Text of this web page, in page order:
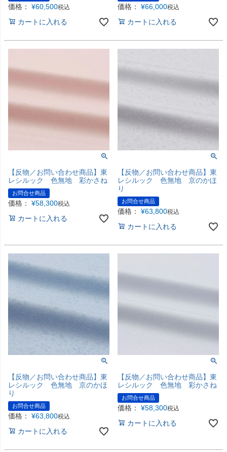
価格： ¥60,500税込
カートに入れる
価格： ¥66,000税込
カートに入れる
【反物／お問い合わせ商品】東
レシルック 色無地 彩かさね
お問合せ商品
価格： ¥58,300税込
カートに入れる
【反物／お問い合わせ商品】東
レシルック 色無地 京のかほ
り
お問合せ商品
価格： ¥63,800税込
カートに入れる
【反物／お問い合わせ商品】東
レシルック 色無地 京のかほ
り
お問合せ商品
価格： ¥63,800税込
カートに入れる
【反物／お問い合わせ商品】東
レシルック 色無地 彩かさね
お問合せ商品
価格： ¥58,300税込
カートに入れる